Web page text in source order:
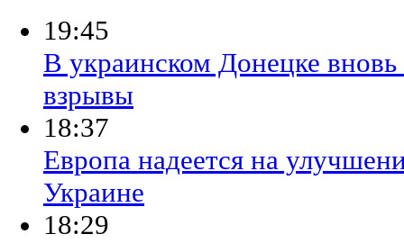
19:45
В украинском Донецке
взрывы
18:37
Европа надеется на
Украине
18:29